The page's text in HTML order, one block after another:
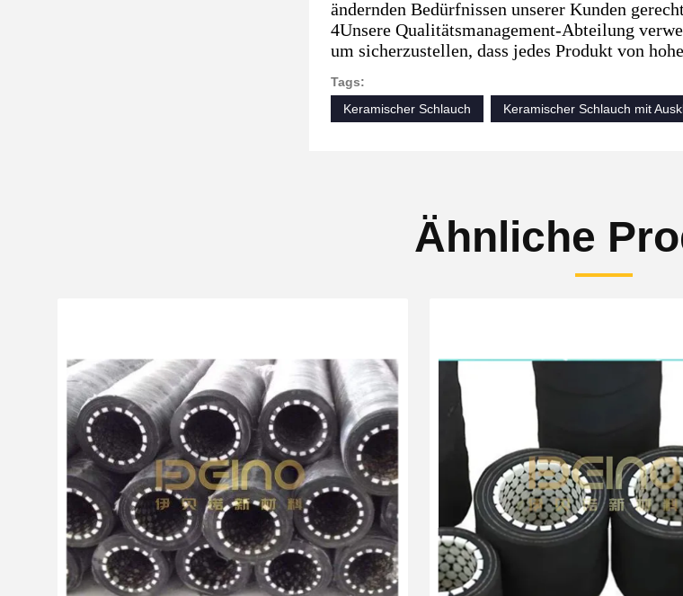
ändernden Bedürfnissen unserer Kunden
4Unsere Qualitätsmanagement-Abteilung
um sicherzustellen, dass jedes Produkt von
Tags:
Keramischer Schlauch
Keramischer Schlauch mit
Ähnliche